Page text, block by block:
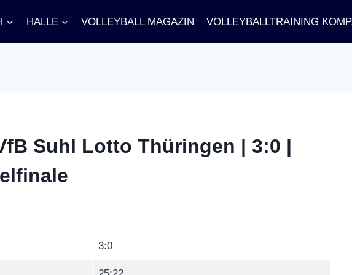
HALLE VOLLEYBALL MAGAZIN VOLLEYBALLTRAINING
Suhl Lotto Thüringen | 3:0 |
3:0